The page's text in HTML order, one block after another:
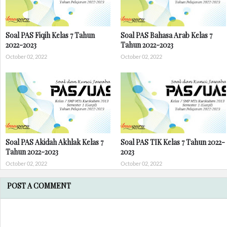
Soal PAS Fiqih Kelas 7 Tahun
2022-2023
October 02, 2022
Soal PAS Bahasa Arab Kelas 7
Tahun 2022-2023
October 02, 2022
Soal PAS Akidah Akhlak Kelas 7
Tahun 2022-2023
October 02, 2022
Soal PAS TIK Kelas 7 Tahun 2022-
2023
October 02, 2022
POST A COMMENT